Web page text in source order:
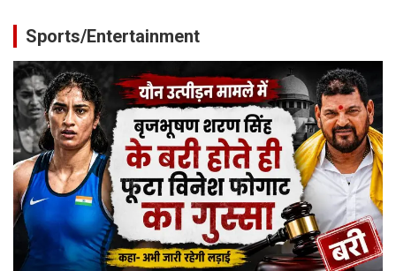
Sports/Entertainment